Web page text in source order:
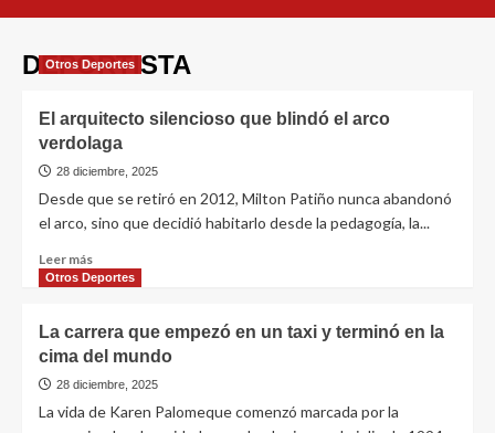
DEPORTISTA
Otros Deportes
El arquitecto silencioso que blindó el arco
verdolaga
28 diciembre, 2025
Desde que se retiró en 2012, Milton Patiño nunca abandonó
el arco, sino que decidió habitarlo desde la pedagogía, la...
Leer más
Otros Deportes
La carrera que empezó en un taxi y terminó en la
cima del mundo
28 diciembre, 2025
La vida de Karen Palomeque comenzó marcada por la